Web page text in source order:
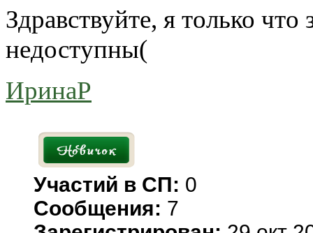
Здравствуйте, я только
недоступны(
ИринаР
Участий в СП: 0
Сообщения: 7